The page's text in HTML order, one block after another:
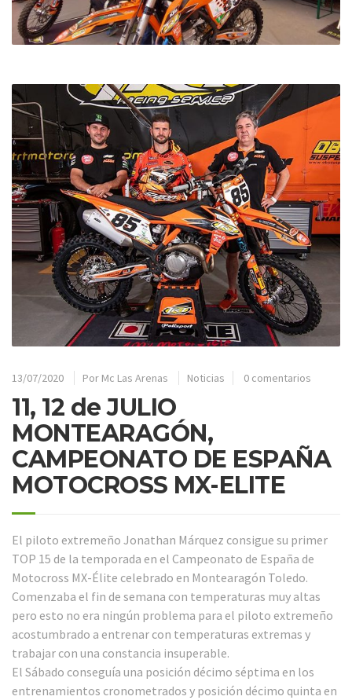
13/07/2020 Por Mc Las Arenas Noticias 0 comentarios
11, 12 de JULIO
MONTEARAGÓN,
CAMPEONATO DE ESPAÑA
MOTOCROSS MX-ELITE
El piloto extremeño Jonathan Márquez consigue su primer
TOP 15 de la temporada en el Campeonato de España de
Motocross MX-Élite celebrado en Montearagón Toledo.
Comenzaba el fin de semana con temperaturas muy altas
pero esto no era ningún problema para el piloto extremeño
acostumbrado a entrenar con temperaturas extremas y
trabajar con una constancia insuperable.
El Sábado conseguía una posición décimo séptima en los
entrenamientos cronometrados y posición décimo quinta en